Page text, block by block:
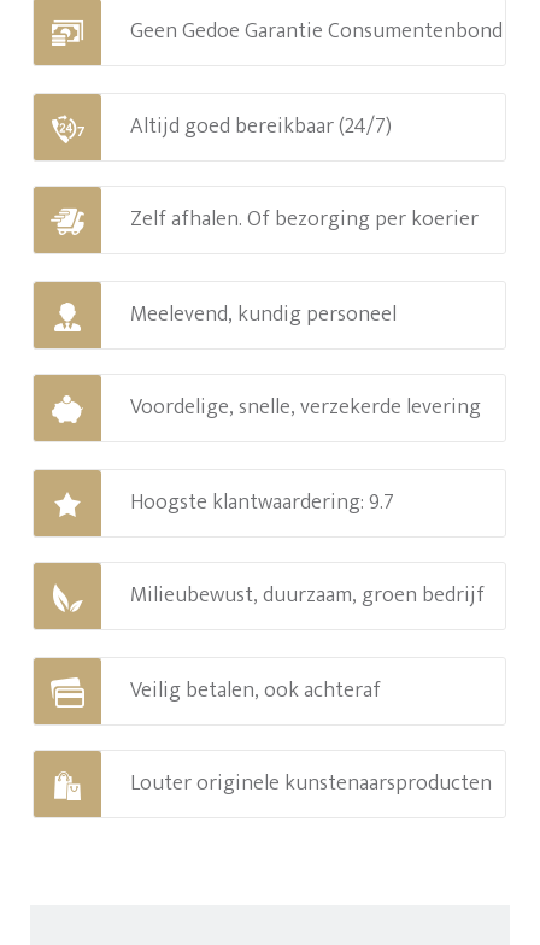
Geen Gedoe Garantie Consumentenbond
Altijd goed bereikbaar (24/7)
Zelf afhalen. Of bezorging per koerier
Meelevend, kundig personeel
Voordelige, snelle, verzekerde levering
Hoogste klantwaardering: 9.7
Milieubewust, duurzaam, groen bedrijf
Veilig betalen, ook achteraf
Louter originele kunstenaarsproducten